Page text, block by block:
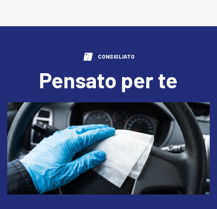
CONSIGLIATO
Pensato per te